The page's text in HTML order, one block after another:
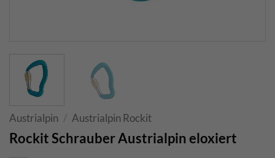
Austrialpin / Austrialpin Rockit
Rockit Schrauber Austrialpin eloxiert